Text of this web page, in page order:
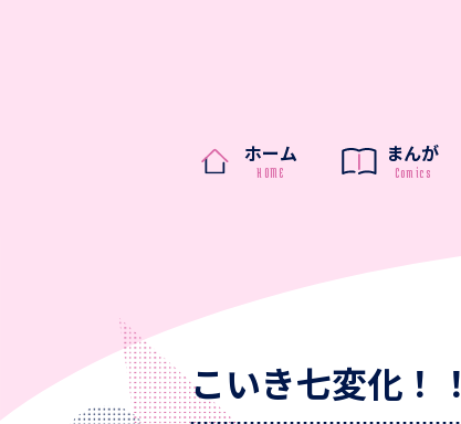
ホーム まんが
こいき七変化！！